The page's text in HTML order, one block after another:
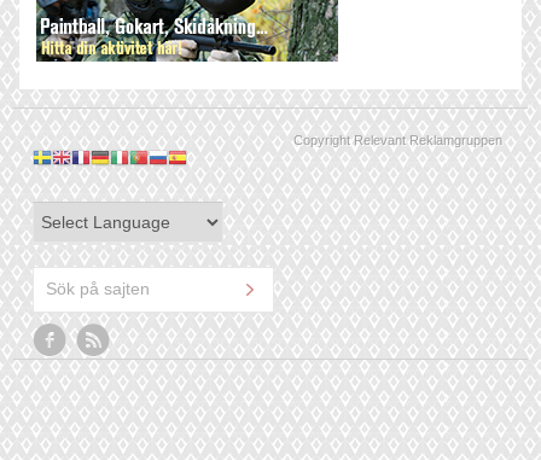
Copyright Relevant Reklamgruppen